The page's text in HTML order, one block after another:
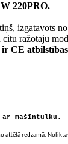
220PRO.
izgatavots
citu ražotāju
CE
mašīntulku.
attēlā redzamā.